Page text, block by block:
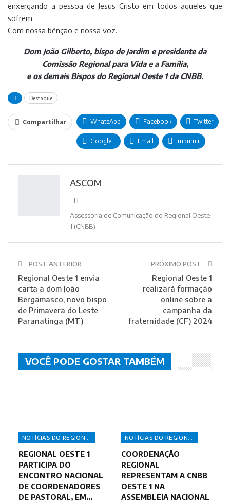
enxergando a pessoa de Jesus Cristo em todos aqueles que
sofrem.
Com nossa bênção e nossa voz.
Dom João Gilberto, bispo de Jardim e presidente da
Comissão Regional para Vida e a Família,
e os demais Bispos do Regional Oeste 1 da CNBB.
Destaque
Compartilhar WhatsApp Facebook Twitter
Google+ Email Imprimir
ASCOM
Assessoria de Comunicação do Regional Oeste
1 (CNBB)
POST ANTERIOR
Regional Oeste 1 envia
carta a dom João
Bergamasco, novo bispo
de Primavera do Leste
Paranatinga (MT)
PRÓXIMO POST
Regional Oeste 1
realizará formação
online sobre a
campanha da
fraternidade (CF) 2024
VOCÊ PODE GOSTAR TAMBÉM
REGIONAL OESTE 1
PARTICIPA DO
ENCONTRO NACIONAL
DE COORDENADORES
DE PASTORAL, EM…
COORDENAÇÃO
REGIONAL
REPRESENTAM A CNBB
OESTE 1 NA
ASSEMBLEIA NACIONAL